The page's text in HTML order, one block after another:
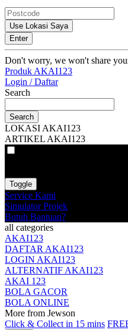
Use Lokasi Saya
Enter
Don't worry, we won't share
Produk AKAI123
Login / Daftar
Search
Search
LOKASI AKAI123
ARTIKEL AKAI123
Toggle
Service Kami
Simulator Projek
Butuh Bantuan?
all categories
AKAI123
DAFTAR AKAI123
LOGIN AKAI123
ALTERNATIF AKAI123
AKAI 123
BOLA GACOR
BOLA ONLINE
More from Jewson
Click & Collect in 15 mins